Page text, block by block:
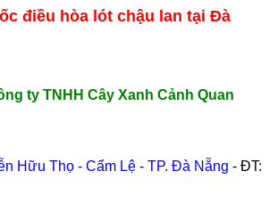
điều hòa lót chậu lan tại Đà
ty TNHH Cây Xanh Cảnh Quan
Hữu Thọ - Cẩm Lệ - TP. Đà Nẵng - ĐT: